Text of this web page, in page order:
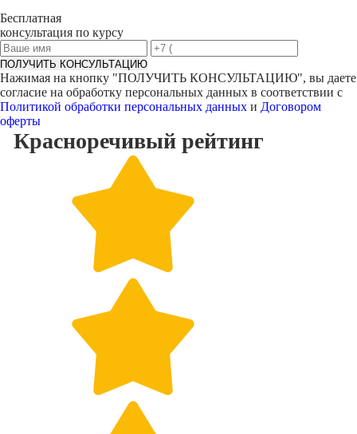
Бесплатная
консультация по курсу
ПОЛУЧИТЬ КОНСУЛЬТАЦИЮ
Нажимая на кнопку "ПОЛУЧИТЬ КОНСУЛЬТАЦИЮ", вы даете
согласие на обработку персональных данных в соответствии с
Политикой обработки персональных данных и Договором
оферты
Красноречивый рейтинг